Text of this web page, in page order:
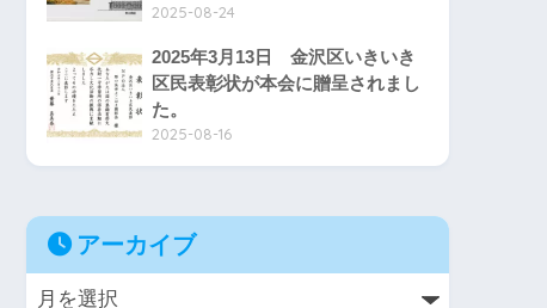
2025-08-24
2025年3月13日 金沢区いきいき
区民表彰状が本会に贈呈されまし
た。
2025-08-16
アーカイブ